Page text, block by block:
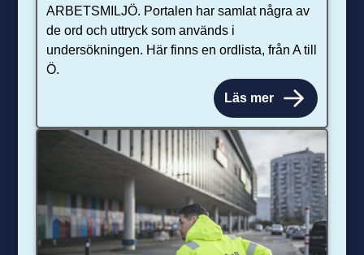
ARBETSMILJÖ. Portalen har samlat några av
de ord och uttryck som används i
undersökningen. Här finns en ordlista, från A till
Ö.
Läs mer